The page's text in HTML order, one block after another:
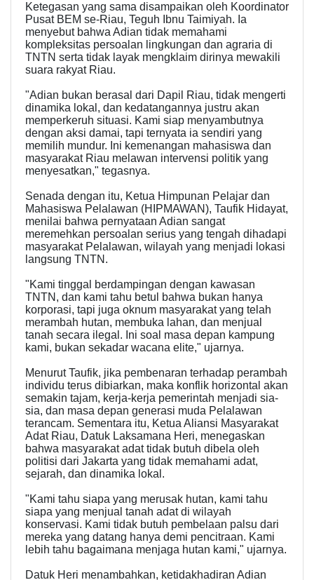
Ketegasan yang sama disampaikan oleh Koordinator
Pusat BEM se-Riau, Teguh Ibnu Taimiyah. Ia
menyebut bahwa Adian tidak memahami
kompleksitas persoalan lingkungan dan agraria di
TNTN serta tidak layak mengklaim dirinya mewakili
suara rakyat Riau.
"Adian bukan berasal dari Dapil Riau, tidak mengerti
dinamika lokal, dan kedatangannya justru akan
memperkeruh situasi. Kami siap menyambutnya
dengan aksi damai, tapi ternyata ia sendiri yang
memilih mundur. Ini kemenangan mahasiswa dan
masyarakat Riau melawan intervensi politik yang
menyesatkan," tegasnya.
Senada dengan itu, Ketua Himpunan Pelajar dan
Mahasiswa Pelalawan (HIPMAWAN), Taufik Hidayat,
menilai bahwa pernyataan Adian sangat
meremehkan persoalan serius yang tengah dihadapi
masyarakat Pelalawan, wilayah yang menjadi lokasi
langsung TNTN.
"Kami tinggal berdampingan dengan kawasan
TNTN, dan kami tahu betul bahwa bukan hanya
korporasi, tapi juga oknum masyarakat yang telah
merambah hutan, membuka lahan, dan menjual
tanah secara ilegal. Ini soal masa depan kampung
kami, bukan sekadar wacana elite," ujarnya.
Menurut Taufik, jika pembenaran terhadap perambah
individu terus dibiarkan, maka konflik horizontal akan
semakin tajam, kerja-kerja pemerintah menjadi sia-
sia, dan masa depan generasi muda Pelalawan
terancam. Sementara itu, Ketua Aliansi Masyarakat
Adat Riau, Datuk Laksamana Heri, menegaskan
bahwa masyarakat adat tidak butuh dibela oleh
politisi dari Jakarta yang tidak memahami adat,
sejarah, dan dinamika lokal.
"Kami tahu siapa yang merusak hutan, kami tahu
siapa yang menjual tanah adat di wilayah
konservasi. Kami tidak butuh pembelaan palsu dari
mereka yang datang hanya demi pencitraan. Kami
lebih tahu bagaimana menjaga hutan kami," ujarnya.
Datuk Heri menambahkan, ketidakhadiran Adian